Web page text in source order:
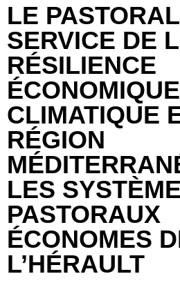
LE
SERVICE DE
RÉSILIENCE
CLIMATIQUE
RÉGION
LES
PASTORAUX
ÉCONOMES
L’HÉRAULT